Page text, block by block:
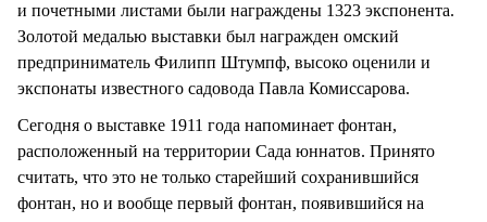
и почетными листами были награждены 1323 экспонента.
Золотой медалью выставки был награжден омский
предприниматель Филипп Штумпф, высоко оценили и
экспонаты известного садовода Павла Комиссарова.
Сегодня о выставке 1911 года напоминает фонтан,
расположенный на территории Сада юннатов. Принято
считать, что это не только старейший сохранившийся
фонтан, но и вообще первый фонтан, появившийся на